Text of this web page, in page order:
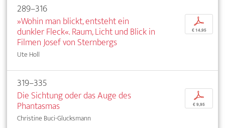
289–316
»Wohin man blickt, entsteht ein
dunkler Fleck«. Raum, Licht und Blick in
Filmen Josef von Sternbergs
Ute Holl
p
€ 14,95
319–335
Die Sichtung oder das Auge des
Phantasmas
Christine Buci-Glucksmann
p
€ 9,95